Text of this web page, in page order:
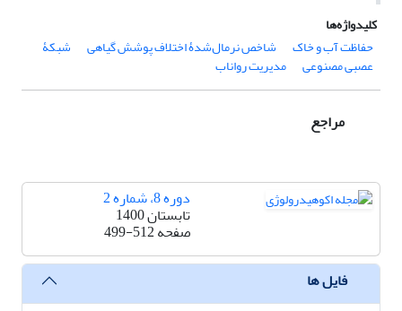
کلیدواژه‌ها
حفاظت آب و خاک
شاخص نرمال‌شدۀ اختلاف پوشش گیاهی شبکۀ
عصبی مصنوعی مدیریت رواناب
مراجع
دوره 8، شماره 2
تابستان 1400
صفحه499-512
فایل ها